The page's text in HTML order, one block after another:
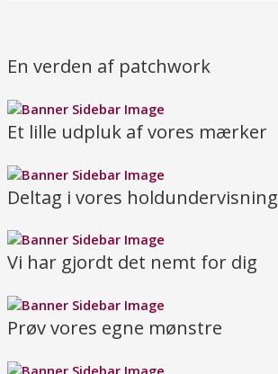
En verden af patchwork
Et lille udpluk af vores mærker
Deltag i vores holdundervisning
Vi har gjordt det nemt for dig
Prøv vores egne mønstre